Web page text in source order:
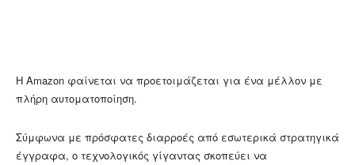
Η Amazon φαίνεται να προετοιμάζεται για ένα μέλλον με
πλήρη αυτοματοποίηση.
Σύμφωνα με πρόσφατες διαρροές από εσωτερικά στρατηγικά
έγγραφα, ο τεχνολογικός γίγαντας σκοπεύει να